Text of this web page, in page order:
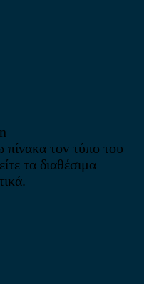
πίνακα τον τύπο του
τα διαθέσιμα